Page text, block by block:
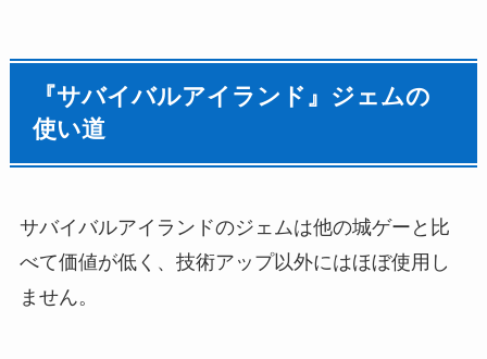
『サバイバルアイランド』ジェムの
使い道
サバイバルアイランドのジェムは他の城ゲーと比
べて価値が低く、技術アップ以外にはほぼ使用し
ません。